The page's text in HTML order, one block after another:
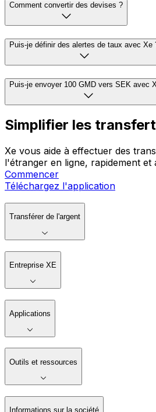
Comment convertir des devises ?
Puis-je définir des alertes de taux avec Xe
Puis-je envoyer 100 GMD vers SEK avec
Simplifier les
Xe vous aide à effectuer des
l'étranger en ligne, rapidement et
Commencer
Téléchargez l'application
Transférer de l'argent
Entreprise XE
Applications
Outils et ressources
Informations sur la société